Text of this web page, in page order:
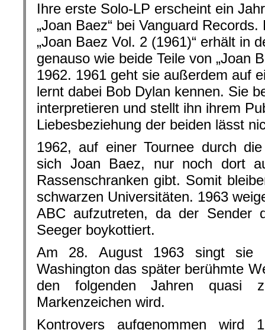
Ihre erste Solo-LP erscheint ein
„Joan Baez“ bei Vanguard
„Joan Baez Vol. 2 (1961)“ erhält in
genauso wie beide Teile von „Joan
1962. 1961 geht sie außerdem auf
lernt dabei Bob Dylan kennen. Sie
interpretieren und stellt ihn ihrem
Liebesbeziehung der beiden lässt
1962, auf einer Tournee durch
sich Joan Baez, nur noch dort
Rassenschranken gibt. Somit
schwarzen Universitäten. 1963
ABC aufzutreten, da der Sender
Seeger boykottiert.
Am 28. August 1963 singt sie
Washington das später berühmte
den folgenden Jahren quasi
Markenzeichen wird.
Kontrovers aufgenommen wird